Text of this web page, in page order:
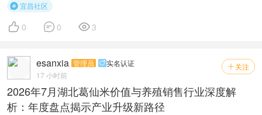
宜昌社区
 0  0 3
 关注
esanxia 管理员 实名认证
17 小时前
2026年7月湖北葛仙米价值与养殖销售行业深度解
析：年度盘点揭示产业升级新路径